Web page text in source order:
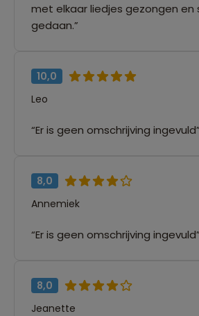
met elkaar liedjes gezongen en
gedaan.”
10,0
Leo
“Er is geen omschrijving ingevuld”
8,0
Annemiek
“Er is geen omschrijving ingevuld”
8,0
Jeanette